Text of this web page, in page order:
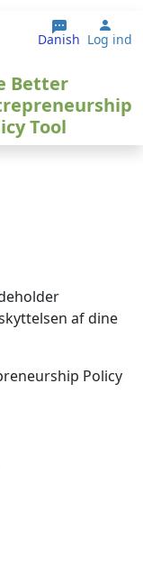
Danish Log ind
Better
Tool
af dine
Policy